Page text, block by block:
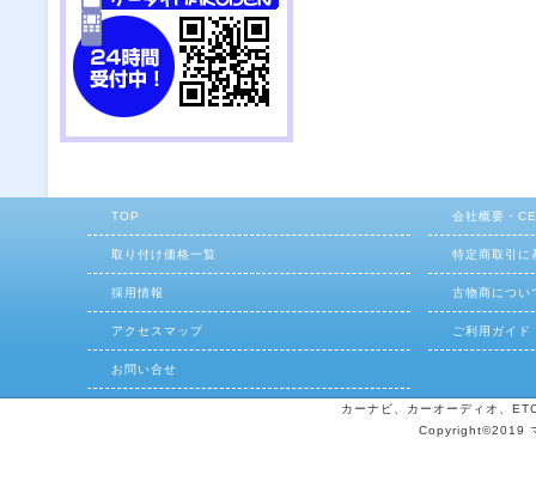
TOP 会社概要・
取り付け価格一覧 特定商取引に
採用情報 古物商につい
アクセスマップ ご利用ガイド
お問い合せ
カーナビ、カーオーディオ、
Copyright©2019